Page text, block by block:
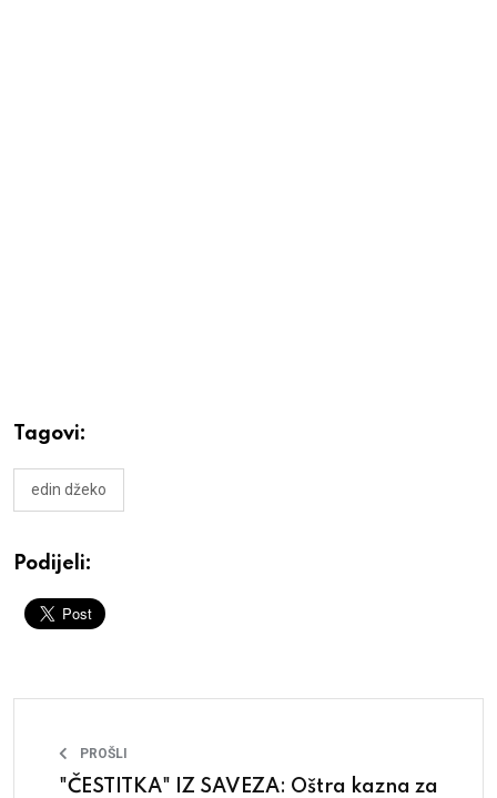
Tagovi:
edin džeko
Podijeli:
PROŠLI
"ČESTITKA" IZ SAVEZA: Oštra kazna za